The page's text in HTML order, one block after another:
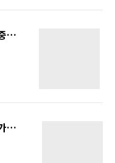
정보 홍수의 시대, 정보 선별능력이 중요해진다.
소셜 서비스의 발전에 따른 정보의 가치변화!